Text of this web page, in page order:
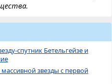
спутник Бетельгейзе и
звезды с первой